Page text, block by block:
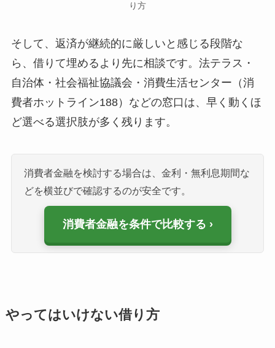
り方
そして、返済が継続的に厳しいと感じる段階な
ら、借りて埋めるより先に相談です。法テラス・
自治体・社会福祉協議会・消費生活センター（消
費者ホットライン188）などの窓口は、早く動くほ
ど選べる選択肢が多く残ります。
消費者金融を検討する場合は、金利・無利息期間な
どを横並びで確認するのが安全です。
消費者金融を条件で比較する
やってはいけない借り方